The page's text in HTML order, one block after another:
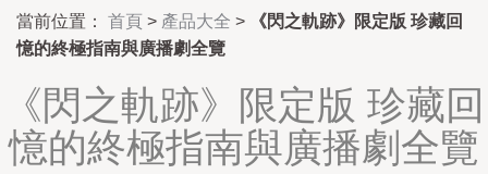
當前位置： 首頁 > 產品大全 >
《閃之軌跡》限定版 珍藏回
憶的終極指南與廣播劇全覽
《閃之軌跡》限定版 珍藏回
憶的終極指南與廣播劇全覽